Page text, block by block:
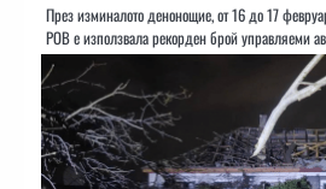
През изминалото денонощие, от 16 до 17
РОВ е използвала рекорден брой управляеми